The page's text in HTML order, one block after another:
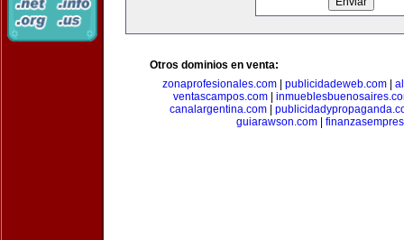
Otros dominios en venta:
zonaprofesionales.com| publicidadeweb.com|
ventascampos.com
canalargentina.com|
guiarawson.com|